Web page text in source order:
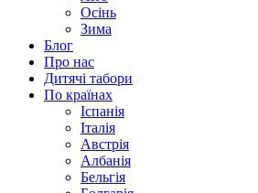
Осінь
Зима
Блог
Про нас
Дитячі табори
По країнах
Іспанія
Італія
Австрія
Албанія
Бельгія